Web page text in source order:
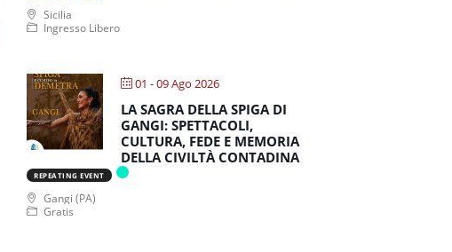
Sicilia
Ingresso Libero
01 - 09 Ago 2026
LA SAGRA DELLA SPIGA DI
GANGI: SPETTACOLI,
CULTURA, FEDE E MEMORIA
DELLA CIVILTÀ CONTADINA
REPEATING EVENT
Gangi (PA)
Gratis